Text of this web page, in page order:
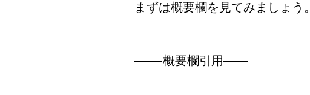
まずは概要欄を見てみましょう。
——-概要欄引用——